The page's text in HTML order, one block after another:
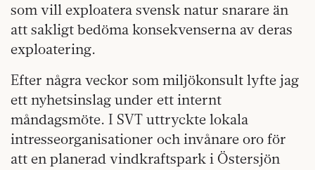
som vill exploatera svensk natur snarare än
att sakligt bedöma konsekvenserna av deras
exploatering.
Efter några veckor som miljökonsult lyfte jag
ett nyhetsinslag under ett internt
måndagsmöte. I SVT uttryckte lokala
intresseorganisationer och invånare oro för
att en planerad vindkraftspark i Östersjön